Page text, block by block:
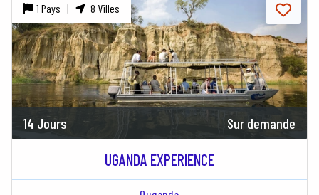
1 Pays | 8 Villes
14 Jours Sur demande
UGANDA EXPERIENCE